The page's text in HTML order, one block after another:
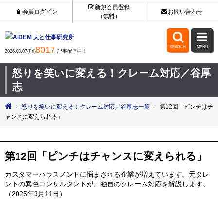
会員ログイン
新規会員登録
（無料）
お問い合わせ
2026.08.07(Fri)8017 記事配信中！

SEARCH

MENU
怒りを笑いに変える！クレーム対応／谷厚
志
怒りを笑いに変える！クレーム対応／谷厚志一覧
第12回「ピンチはチ
ャンスに変えられる」
第12回「ピンチはチャンスに変えられる」
カスタマーハラスメントに悩まされる企業が増えています。元タレ
ントの異色コンサルタントが、独自のクレーム対応を解説します。
（2025年3月11日）